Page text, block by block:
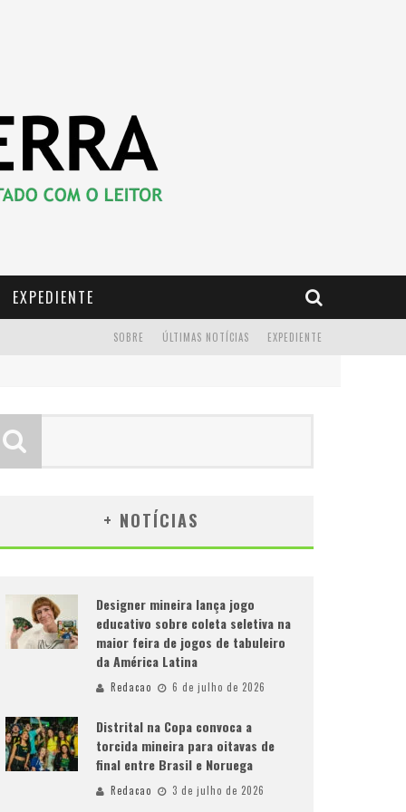
EXPEDIENTE
EXPEDIENTE
ÚLTIMAS NOTÍCIAS
SOBRE
+ NOTÍCIAS
Designer mineira lança jogo
educativo sobre coleta seletiva na
maior feira de jogos de tabuleiro
da América Latina
Redacao 6 de julho de 2026
Distrital na Copa convoca a
torcida mineira para oitavas de
final entre Brasil e Noruega
Redacao 3 de julho de 2026